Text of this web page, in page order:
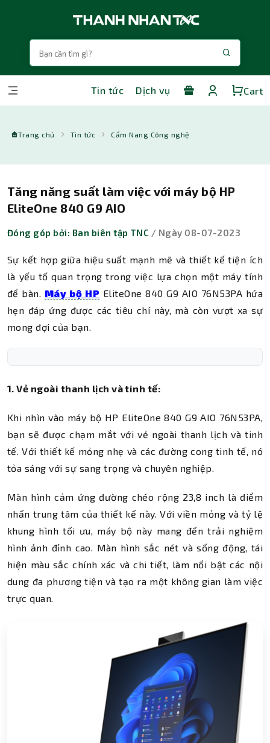
Tin tức Dịch vụ Cart
Trang chủ Tin tức Cẩm Nang Công nghệ
Tăng năng suất làm việc với máy bộ HP
EliteOne 840 G9 AIO
Đóng góp bởi: Ban biên tập TNC / Ngày 08-07-2023
Sự kết hợp giữa hiệu suất mạnh mẽ và thiết kế tiện ích
là yếu tố quan trọng trong việc lựa chọn một máy tính
để bàn. Máy bộ HP EliteOne 840 G9 AIO 76N53PA hứa
hẹn đáp ứng được các tiêu chí này, mà còn vượt xa sự
mong đợi của bạn.
1. Vẻ ngoài thanh lịch và tinh tế:
Khi nhìn vào máy bộ HP EliteOne 840 G9 AIO 76N53PA,
bạn sẽ được chạm mắt với vẻ ngoài thanh lịch và tinh
tế. Với thiết kế mỏng nhẹ và các đường cong tinh tế, nó
tỏa sáng với sự sang trọng và chuyên nghiệp.
Màn hình cảm ứng đường chéo rộng 23,8 inch là điểm
nhấn trung tâm của thiết kế này. Với viền mỏng và tỷ lệ
khung hình tối ưu, máy bộ này mang đến trải nghiệm
hình ảnh đỉnh cao. Màn hình sắc nét và sống động, tái
hiện màu sắc chính xác và chi tiết, làm nổi bật các nội
dung đa phương tiện và tạo ra một không gian làm việc
trực quan.